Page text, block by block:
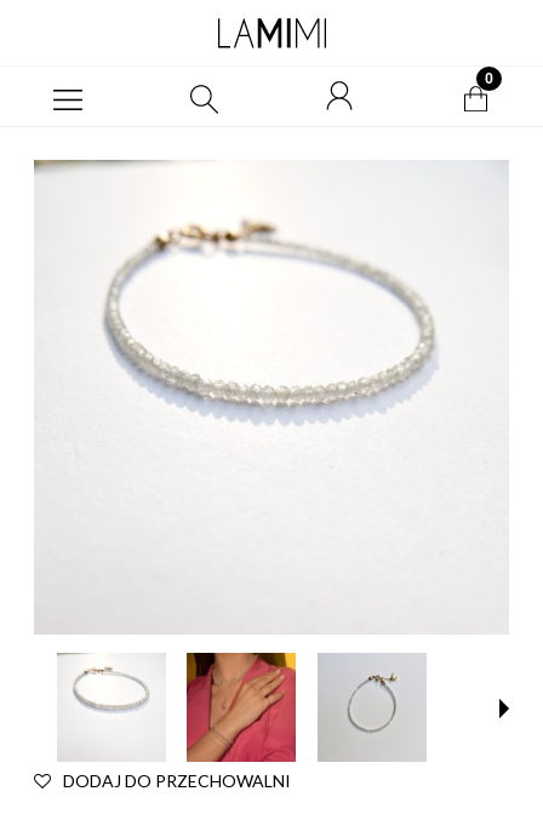
DODAJ DO PRZECHOWALNI